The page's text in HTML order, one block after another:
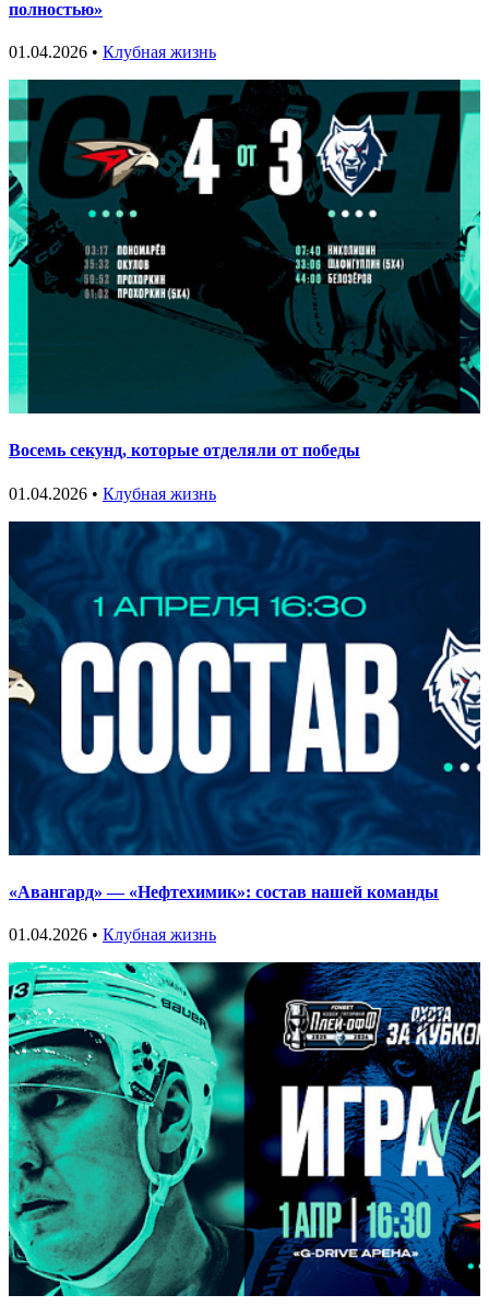
полностью»
01.04.2026 • Клубная жизнь
Восемь секунд, которые отделяли от победы
01.04.2026 • Клубная жизнь
«Авангард» — «Нефтехимик»: состав нашей команды
01.04.2026 • Клубная жизнь